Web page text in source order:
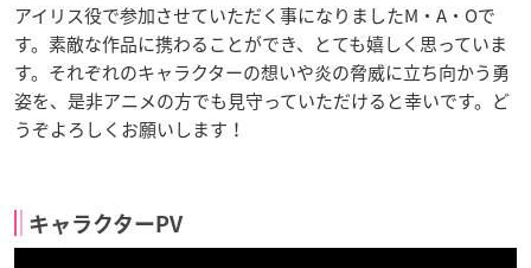
アイリス役で参加させていただく事になりましたM・A・Oで
す。素敵な作品に携わることができ、とても嬉しく思っていま
す。それぞれのキャラクターの想いや炎の脅威に立ち向かう勇
姿を、是非アニメの方でも見守っていただけると幸いです。ど
うぞよろしくお願いします！
キャラクターPV